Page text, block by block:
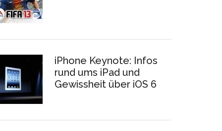
iPhone Keynote: Infos
rund ums iPad und
Gewissheit über iOS 6